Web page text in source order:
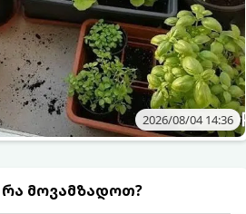
2026/08/04 14:36
რა მოვამზადოთ?